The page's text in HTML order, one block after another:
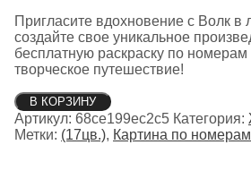
Пригласите вдохновение с Волк в
создайте свое уникальное
бесплатную раскраску по номерам
творческое путешествие!
Количество
товара
Волк
В КОРЗИНУ
Артикул: 68ce199ec2c5 Категория:
Метки: (17цв.), Картина по